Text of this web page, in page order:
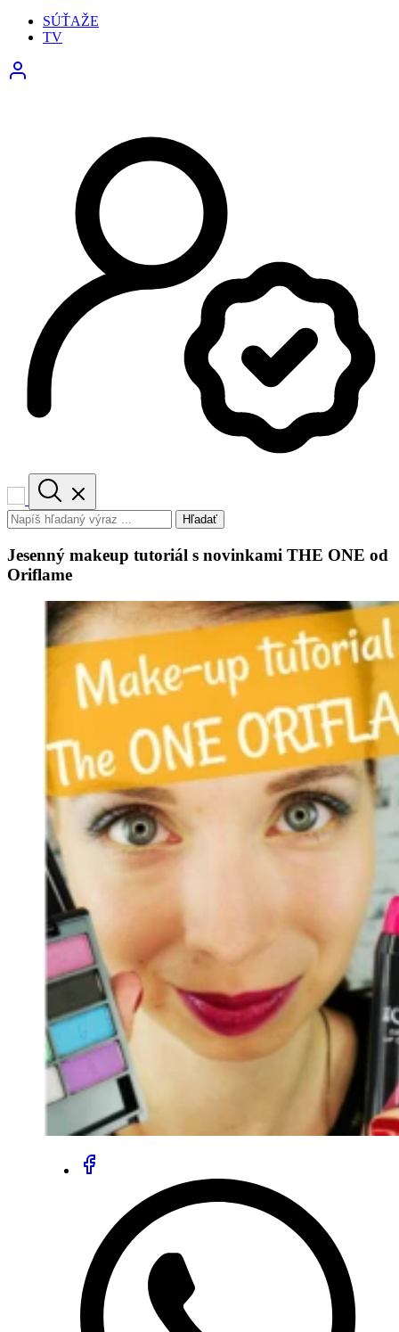
SÚŤAŽE
TV
Hľadať
Jesenný makeup tutoriál s novinkami THE ONE od
Oriflame